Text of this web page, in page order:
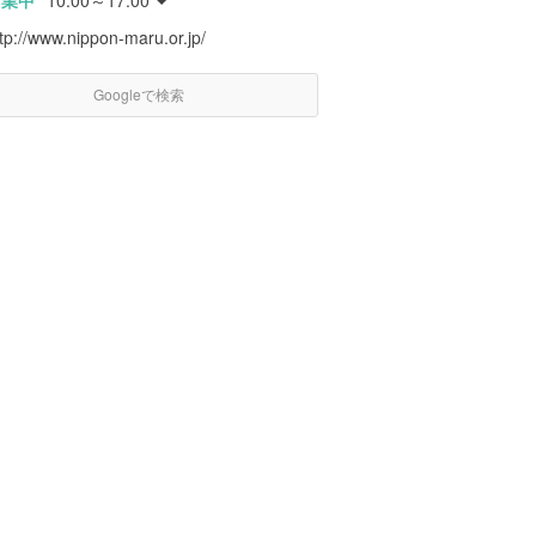
www.nippon-maru.or.jp/
Googleで検索